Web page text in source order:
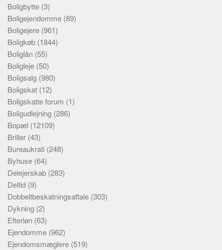
Boligbytte (3)
Boligejendomme (89)
Boligejere (961)
Boligkøb (1844)
Boliglån (55)
Boligleje (50)
Boligsalg (980)
Boligskat (12)
Boligskatte forum (1)
Boligudlejning (286)
Bopæl (12109)
Briller (43)
Bureaukrati (248)
Byhuse (64)
Delejerskab (283)
Deltid (9)
Dobbeltbeskatningsaftale (303)
Dykning (2)
Efterløn (63)
Ejendomme (962)
Ejendomsmæglere (519)